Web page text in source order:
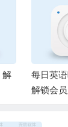
解
每日英
解锁会